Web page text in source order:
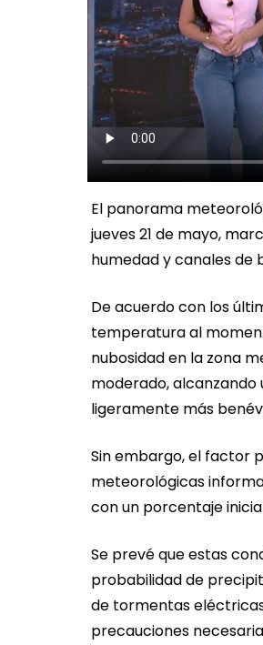
El panorama
jueves 21 de mayo,
humedad y canales de
De acuerdo con los
temperatura al
nubosidad en la zona
moderado,
ligeramente más
Sin embargo, el factor
meteorológicas
con un porcentaje
Se prevé que estas
probabilidad de
de tormentas
precauciones